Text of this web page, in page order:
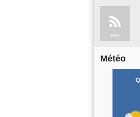
RSS
Météo